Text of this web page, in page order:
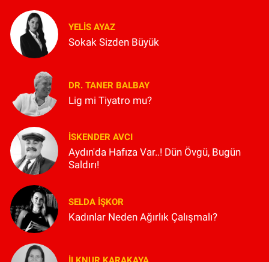
YELIS AYAZ
Sokak Sizden Büyük
DR. TANER BALBAY
Lig mi Tiyatro mu?
İSKENDER AVCI
Aydın'da Hafıza Var..! Dün Övgü, Bugün
Saldırı!
SELDA İŞKOR
Kadınlar Neden Ağırlık Çalışmalı?